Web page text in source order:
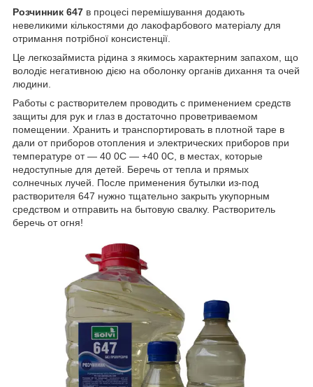
Розчинник 647 в процесі перемішування додають
невеликими кількостями до лакофарбового матеріалу для
отримання потрібної консистенції.
Це легкозаймиста рідина з якимось характерним запахом, що
володіє негативною дією на оболонку органів дихання та очей
людини.
Работы с растворителем проводить с применением средств
защиты для рук и глаз в достаточно проветриваемом
помещении. Хранить и транспортировать в плотной таре в
дали от приборов отопления и электрических приборов при
температуре от ― 40 0С ― +40 0С, в местах, которые
недоступные для детей. Беречь от тепла и прямых
солнечных лучей. После применения бутылки из-под
растворителя 647 нужно тщательно закрыть укупорным
средством и отправить на бытовую свалку. Растворитель
беречь от огня!